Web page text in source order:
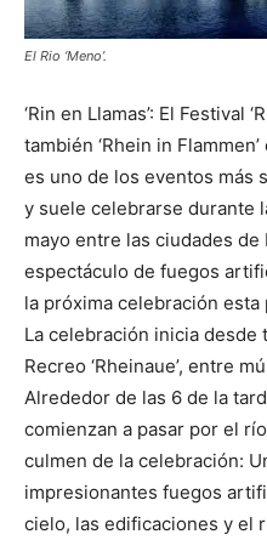
El Rio ‘Meno’.
‘Rin en Llamas’: El Festival
también ‘Rhein in
es uno de los eventos más
y suele celebrarse durante
mayo entre las ciudades
espectáculo de fuegos
la próxima celebración esta
La celebración inicia desde
Recreo ‘Rheinaue’, entre
Alrededor de las 6 de la
comienzan a pasar por el
culmen de la celebración:
impresionantes fuegos
cielo, las edificaciones y el